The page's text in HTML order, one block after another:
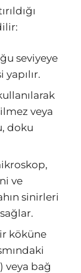
seviyeye
veya
doku
ve
sinirleri
köküne
veya bağ